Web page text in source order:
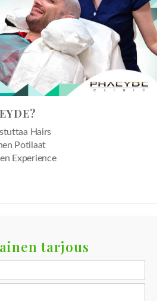
Hairs
Potilaat
Experience
tarjous